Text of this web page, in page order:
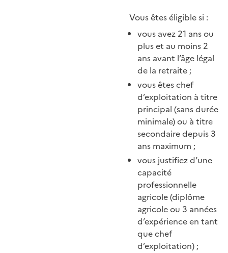
Vous êtes éligible si :
vous avez 21 ans ou
plus et au moins 2
ans avant l’âge légal
de la retraite ;
vous êtes chef
d’exploitation à titre
principal (sans durée
minimale) ou à titre
secondaire depuis 3
ans maximum ;
vous justifiez d’une
capacité
professionnelle
agricole (diplôme
agricole ou 3 années
d’expérience en tant
que chef
d’exploitation) ;